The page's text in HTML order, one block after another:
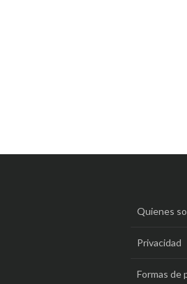
Quienes
Privacidad
Formas de